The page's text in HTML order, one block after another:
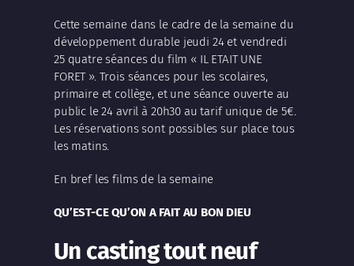
Cette semaine dans le cadre de la semaine du
développement durable jeudi 24 et vendredi
25 quatre séances du film « IL ETAIT UNE
FORET ». Trois séances pour les scolaires,
primaire et collège, et une séance ouverte au
public le 24 avril à 20h30 au tarif unique de 5€.
Les réservations sont possibles sur place tous
les matins.
En bref les films de la semaine
QU’EST-CE QU’ON A FAIT AU BON DIEU
Un casting tout neuf